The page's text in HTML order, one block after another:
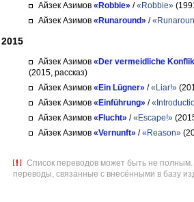
Айзек Азимов «Robbie» /«Robbie»
Айзек Азимов «Runaround» /
2015
Айзек Азимов «Der vermeidliche
(2015, рассказ)
Айзек Азимов «Ein Lügner» /«Liar!»
Айзек Азимов «Einführung» /
Айзек Азимов «Flucht» /«Escape!»
Айзек Азимов «Vernunft» /«Reason»
Список переводов может быть не
переводы, связанные с внесёнными в базу